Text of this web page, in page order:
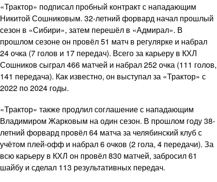
«Трактор» подписал пробный контракт с нападающим
Никитой Сошниковым. 32-летний форвард начал прошлый
сезон в «Сибири», затем перешёл в «Адмирал». В
прошлом сезоне он провёл 51 матч в регулярке и набрал
24 очка (7 голов и 17 передач). Всего за карьеру в КХЛ
Сошников сыграл 466 матчей и набрал 252 очка (111 голов,
141 передача). Как известно, он выступал за «Трактор» с
2022 по 2024 годы.
«Трактор» также продлил соглашение с нападающим
Владимиром Жарковым на один сезон. В прошлом году 38-
летний форвард провёл 64 матча за челябинский клуб с
учётом плей-офф и набрал 6 очков (2 гола, 4 передачи). За
всю карьеру в КХЛ он провёл 830 матчей, забросил 61
шайбу и сделал 113 результативных передач.